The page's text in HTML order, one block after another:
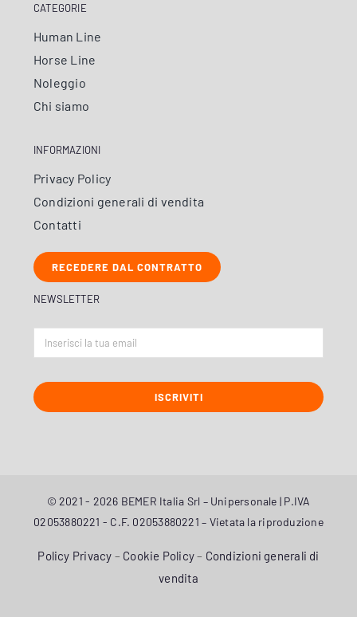
CATEGORIE
Human Line
Horse Line
Noleggio
Chi siamo
INFORMAZIONI
Privacy Policy
Condizioni generali di vendita
Contatti
RECEDERE DAL CONTRATTO
NEWSLETTER
ISCRIVITI
© 2021 - 2026 BEMER Italia Srl – Unipersonale | P.IVA
02053880221 - C.F. 02053880221 – Vietata la riproduzione
Policy Privacy – Cookie Policy– Condizioni generali di
vendita